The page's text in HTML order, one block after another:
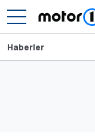
Haberler